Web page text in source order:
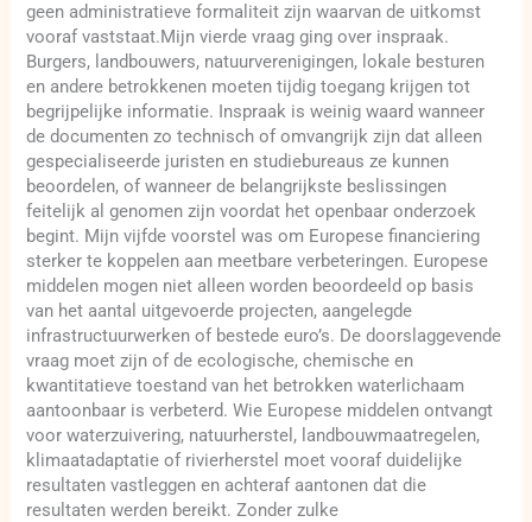
geen administratieve formaliteit zijn waarvan de uitkomst
vooraf vaststaat.Mijn vierde vraag ging over inspraak.
Burgers, landbouwers, natuurverenigingen, lokale besturen
en andere betrokkenen moeten tijdig toegang krijgen tot
begrijpelijke informatie. Inspraak is weinig waard wanneer
de documenten zo technisch of omvangrijk zijn dat alleen
gespecialiseerde juristen en studiebureaus ze kunnen
beoordelen, of wanneer de belangrijkste beslissingen
feitelijk al genomen zijn voordat het openbaar onderzoek
begint. Mijn vijfde voorstel was om Europese financiering
sterker te koppelen aan meetbare verbeteringen. Europese
middelen mogen niet alleen worden beoordeeld op basis
van het aantal uitgevoerde projecten, aangelegde
infrastructuurwerken of bestede euro’s. De doorslaggevende
vraag moet zijn of de ecologische, chemische en
kwantitatieve toestand van het betrokken waterlichaam
aantoonbaar is verbeterd. Wie Europese middelen ontvangt
voor waterzuivering, natuurherstel, landbouwmaatregelen,
klimaatadaptatie of rivierherstel moet vooraf duidelijke
resultaten vastleggen en achteraf aantonen dat die
resultaten werden bereikt. Zonder zulke